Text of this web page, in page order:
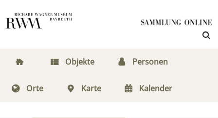
Objekte Personen
Orte Karte Kalender